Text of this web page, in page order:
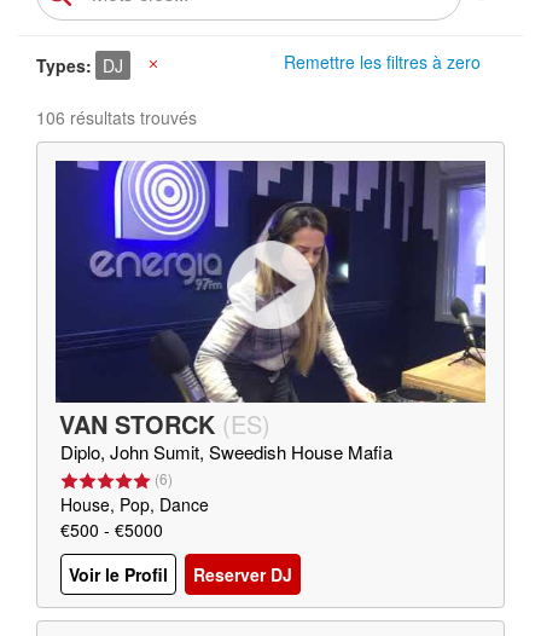
Remettre les filtres à zero
Types DJ
106 résultats trouvés
VAN STORCK (ES)
Diplo, John Sumit, Sweedish House Mafia
(6)
House, Pop, Dance
€500 - €5000
Voir le Profil
Reserver DJ